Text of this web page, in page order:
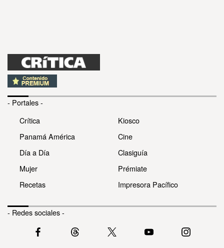
- Portales -
Crítica
Panamá América
Día a Día
Mujer
Recetas
Kiosco
Cine
Clasiguía
Prémiate
Impresora Pacífico
- Redes sociales -